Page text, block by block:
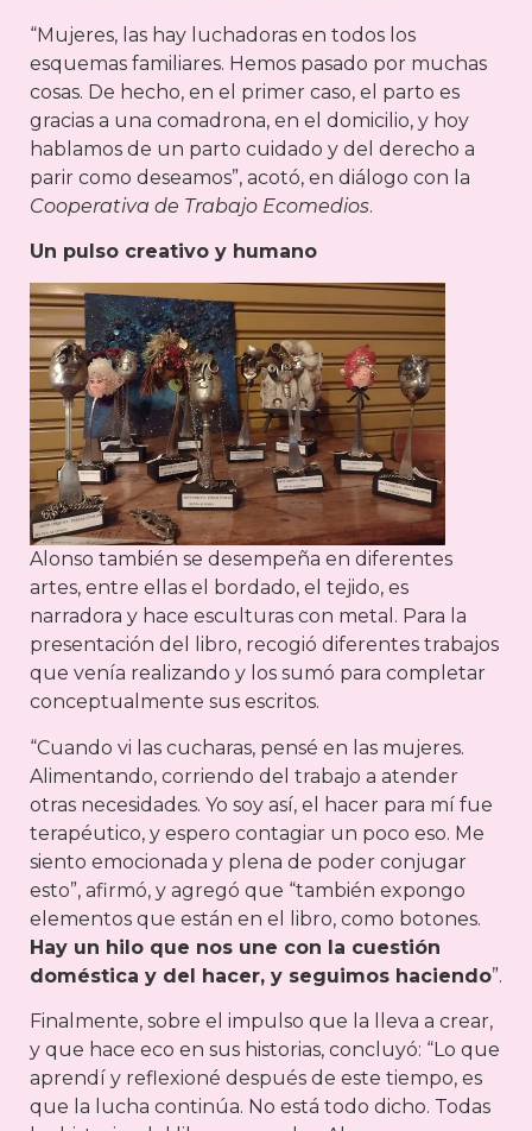
“Mujeres, las hay luchadoras en todos los
esquemas familiares. Hemos pasado por muchas
cosas. De hecho, en el primer caso, el parto es
gracias a una comadrona, en el domicilio, y hoy
hablamos de un parto cuidado y del derecho a
parir como deseamos”, acotó, en diálogo con la
Cooperativa de Trabajo Ecomedios.
Un pulso creativo y humano
Alonso también se desempeña en diferentes
artes, entre ellas el bordado, el tejido, es
narradora y hace esculturas con metal. Para la
presentación del libro, recogió diferentes trabajos
que venía realizando y los sumó para completar
conceptualmente sus escritos.
“Cuando vi las cucharas, pensé en las mujeres.
Alimentando, corriendo del trabajo a atender
otras necesidades. Yo soy así, el hacer para mí fue
terapéutico, y espero contagiar un poco eso. Me
siento emocionada y plena de poder conjugar
esto”, afirmó, y agregó que “también expongo
elementos que están en el libro, como botones.
Hay un hilo que nos une con la cuestión
doméstica y del hacer, y seguimos haciendo”.
Finalmente, sobre el impulso que la lleva a crear,
y que hace eco en sus historias, concluyó: “Lo que
aprendí y reflexioné después de este tiempo, es
que la lucha continúa. No está todo dicho. Todas